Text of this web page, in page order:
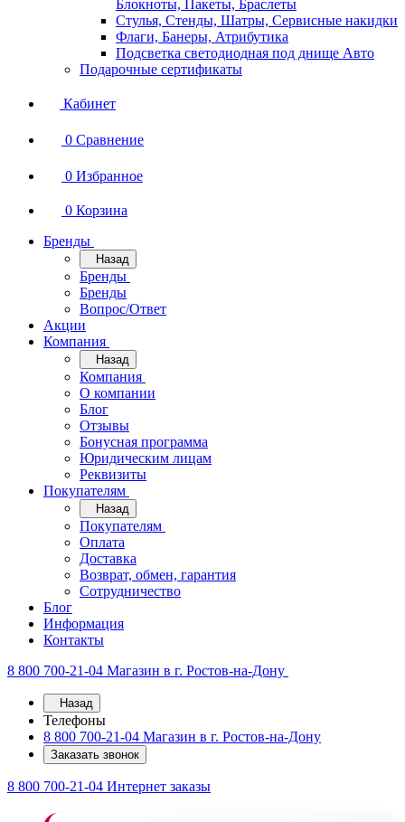
Блокноты, Пакеты, Браслеты
Стулья, Стенды, Шатры, Сервисные накидки
Флаги, Банеры, Атрибутика
Подсветка светодиодная под днище Авто
Подарочные сертификаты
Кабинет
0 Сравнение
0 Избранное
0 Корзина
Бренды
Назад
Бренды
Бренды
Вопрос/Ответ
Акции
Компания
Назад
Компания
О компании
Блог
Отзывы
Бонусная программа
Юридическим лицам
Реквизиты
Покупателям
Назад
Покупателям
Оплата
Доставка
Возврат, обмен, гарантия
Сотрудничество
Блог
Информация
Контакты
8 800 700-21-04 Магазин в г. Ростов-на-Дону
Назад
Телефоны
8 800 700-21-04 Магазин в г. Ростов-на-Дону
Заказать звонок
8 800 700-21-04 Интернет заказы